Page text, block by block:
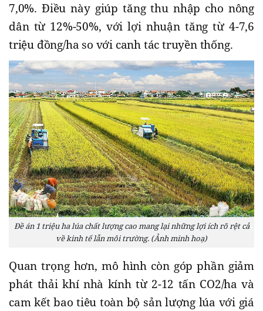
7,0%. Điều này giúp tăng thu nhập cho nông
dân từ 12%-50%, với lợi nhuận tăng từ 4-7,6
triệu đồng/ha so với canh tác truyền thống.
Đề án 1 triệu ha lúa chất lượng cao mang lại những lợi ích rõ rệt cả
về kinh tế lẫn môi trường. (Ảnh minh hoạ)
Quan trọng hơn, mô hình còn góp phần giảm
phát thải khí nhà kính từ 2-12 tấn CO2/ha và
cam kết bao tiêu toàn bộ sản lượng lúa với giá